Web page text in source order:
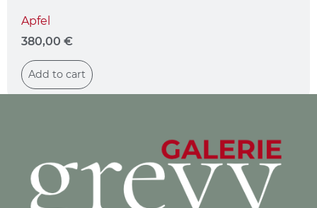
Apfel
380,00 €
Add to cart